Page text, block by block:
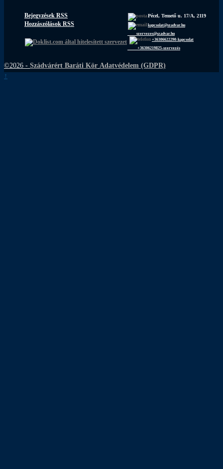
Bejegyzések RSS
Hozzászólások RSS
Pécel, Temető u. 17/A, 2119
kapcsolat@szadvar.hu
szervezes@szadvar.hu
+36306622290-kapcsolat
+36306219825-szervezés
©2026 - Szádvárért Baráti Kör Adatvédelem (GDPR)
↑